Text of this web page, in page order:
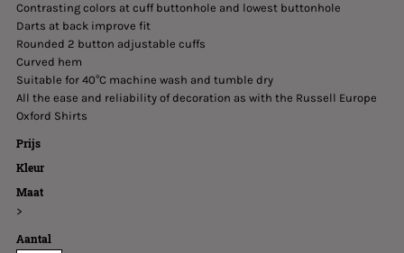
Contrasting colors at cuff buttonhole and lowest buttonhole
Darts at back improve fit
Rounded 2 button adjustable cuffs
Curved hem
Suitable for 40°C machine wash and tumble dry
All the ease and reliability of decoration as with the Russell Europe
Oxford Shirts
Prijs
Kleur
Maat
>
Aantal